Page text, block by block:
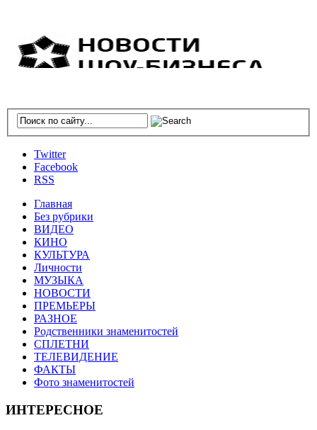
Twitter
Facebook
RSS
Главная
Без рубрики
ВИДЕО
КИНО
КУЛЬТУРА
Личности
МУЗЫКА
НОВОСТИ
ПРЕМЬЕРЫ
РАЗНОЕ
Родственники знаменитостей
СПЛЕТНИ
ТЕЛЕВИДЕНИЕ
ФАКТЫ
Фото знаменитостей
ИНТЕРЕСНОЕ